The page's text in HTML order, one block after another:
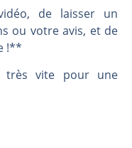
de laisser un
ou votre avis, et de
!**
vite pour une